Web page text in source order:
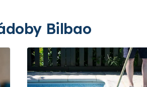
Bilbao